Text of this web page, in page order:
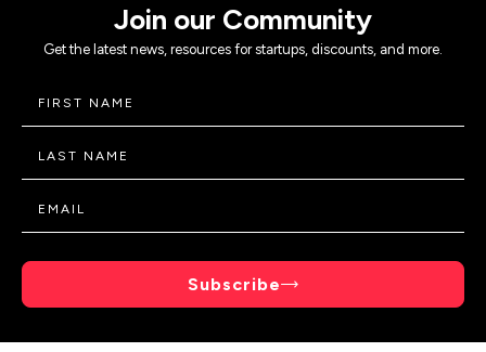
Join our Community
Get the latest news, resources for startups, discounts, and more.
Subscribe